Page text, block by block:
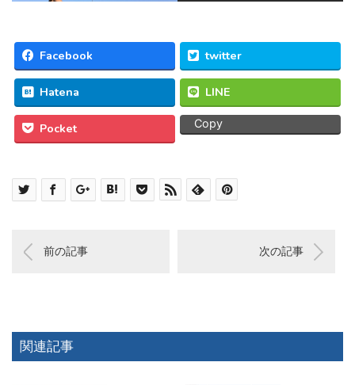
Facebook twitter
Hatena LINE
Pocket Copy
前の記事 次の記事
関連記事